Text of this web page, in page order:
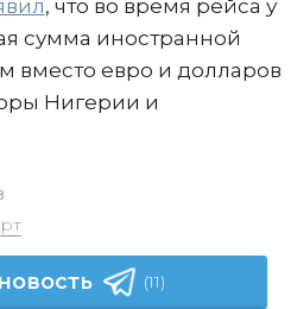
, что во время рейса у
сумма иностранной
вместо евро и долларов
Нигерии и
(11)